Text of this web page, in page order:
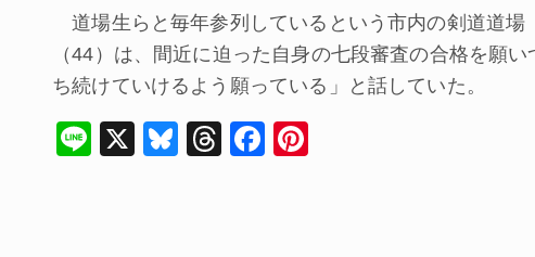
道場生らと毎年参列しているという市内の剣道道場
（44）は、間近に迫った自身の七段審査の合格を願
ち続けていけるよう願っている」と話していた。
Li
X
Bl
T
F